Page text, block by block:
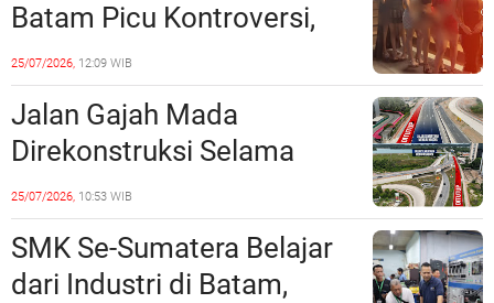
Batam Picu Kontroversi,
Dinilai Bermuatan Sensual
25/07/2026, 12:09 WIB
Jalan Gajah Mada
Direkonstruksi Selama
Empat Minggu, Ini Skema
Rekayasa Lalu Lintasnya
25/07/2026, 10:53 WIB
SMK Se-Sumatera Belajar
dari Industri di Batam,